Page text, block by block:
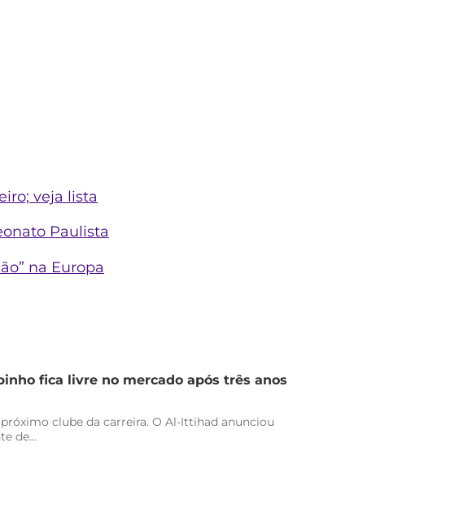
veja lista
Paulista
na Europa
fica livre no mercado após três anos
clube da carreira. O Al-Ittihad anunciou
de...